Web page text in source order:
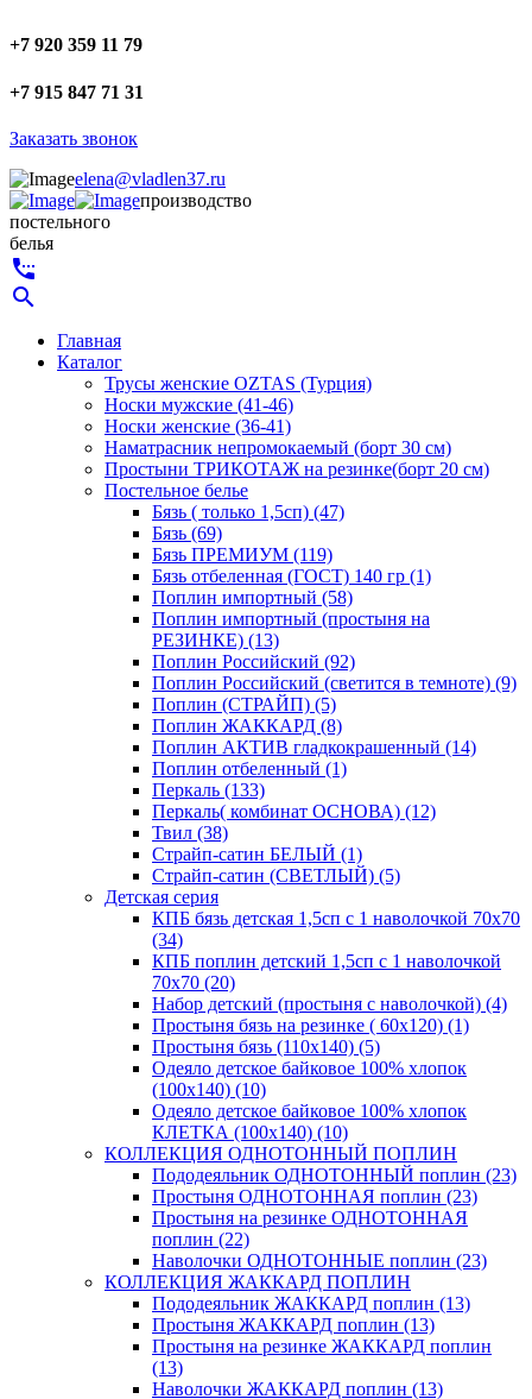
+7 920 359 11 79
+7 915 847 71 31
Заказать звонок
elena@vladlen37.ru
производство
постельного
белья
settings_phone
search
Главная
Каталог
Трусы женские OZTAS (Турция)
Носки мужские (41-46)
Носки женские (36-41)
Наматрасник непромокаемый (борт 30 см)
Простыни ТРИКОТАЖ на резинке(борт 20 см)
Постельное белье
Бязь ( только 1,5сп) (47)
Бязь (69)
Бязь ПРЕМИУМ (119)
Бязь отбеленная (ГОСТ) 140 гр (1)
Поплин импортный (58)
Поплин импортный (простыня на
РЕЗИНКЕ) (13)
Поплин Российский (92)
Поплин Российский (светится в темноте) (9)
Поплин (СТРАЙП) (5)
Поплин ЖАККАРД (8)
Поплин АКТИВ гладкокрашенный (14)
Поплин отбеленный (1)
Перкаль (133)
Перкаль( комбинат ОСНОВА) (12)
Твил (38)
Страйп-сатин БЕЛЫЙ (1)
Страйп-сатин (СВЕТЛЫЙ) (5)
Детская серия
КПБ бязь детская 1,5сп с 1 наволочкой 70х70
(34)
КПБ поплин детский 1,5сп с 1 наволочкой
70х70 (20)
Набор детский (простыня с наволочкой) (4)
Простыня бязь на резинке ( 60х120) (1)
Простыня бязь (110х140) (5)
Одеяло детское байковое 100% хлопок
(100х140) (10)
Одеяло детское байковое 100% хлопок
КЛЕТКА (100х140) (10)
КОЛЛЕКЦИЯ ОДНОТОННЫЙ ПОПЛИН
Пододеяльник ОДНОТОННЫЙ поплин (23)
Простыня ОДНОТОННАЯ поплин (23)
Простыня на резинке ОДНОТОННАЯ
поплин (22)
Наволочки ОДНОТОННЫЕ поплин (23)
КОЛЛЕКЦИЯ ЖАККАРД ПОПЛИН
Пододеяльник ЖАККАРД поплин (13)
Простыня ЖАККАРД поплин (13)
Простыня на резинке ЖАККАРД поплин
(13)
Наволочки ЖАККАРД поплин (13)